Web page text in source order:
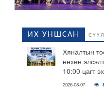
ИХ УНШСАН
Хяналтын
нөхөн
10:00 цагт
2026-08-07